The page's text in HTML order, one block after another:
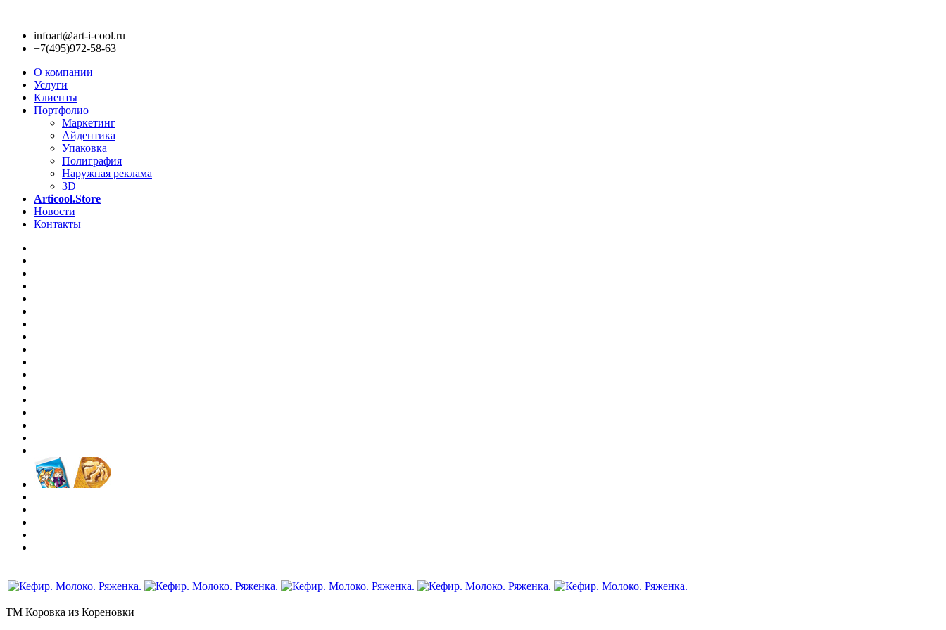
infoart@art-i-cool.ru
+7(495)972-58-63
О компании
Услуги
Клиенты
Портфолио
Маркетинг
Айдентика
Упаковка
Полиграфия
Наружная реклама
3D
Articool.Store
Новости
Контакты
ТМ Коровка из Кореновки